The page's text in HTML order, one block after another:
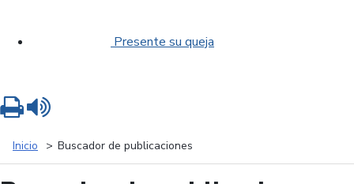
Presente su queja
Inicio Buscador de publicaciones
Imprimir